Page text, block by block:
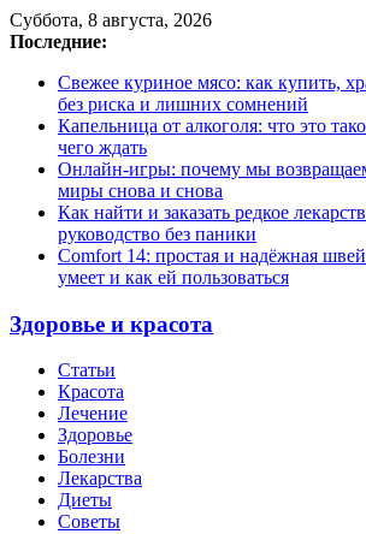
Суббота, 8 августа, 2026
Последние:
Свежее куриное мясо: как купить,
без риска и лишних сомнений
Капельница от алкоголя: что это
чего ждать
Онлайн-игры: почему мы
миры снова и снова
Как найти и заказать редкое
руководство без паники
Comfort 14: простая и надёжная
умеет и как ей пользоваться
Здоровье и красота
Статьи
Красота
Лечение
Здоровье
Болезни
Лекарства
Диеты
Советы